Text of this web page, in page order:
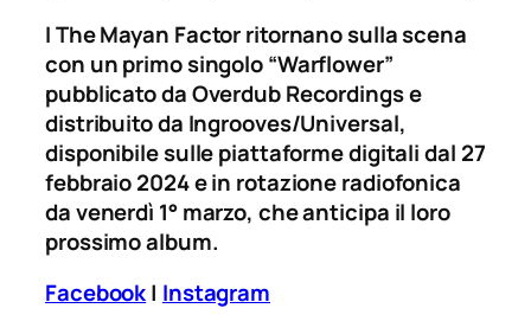
I The Mayan Factor ritornano sulla scena
con un primo singolo “Warflower”
pubblicato da Overdub Recordings e
distribuito da Ingrooves/Universal,
disponibile sulle piattaforme digitali dal 27
febbraio 2024 e in rotazione radiofonica
da venerdì 1° marzo, che anticipa il loro
prossimo album.
Facebook| Instagram